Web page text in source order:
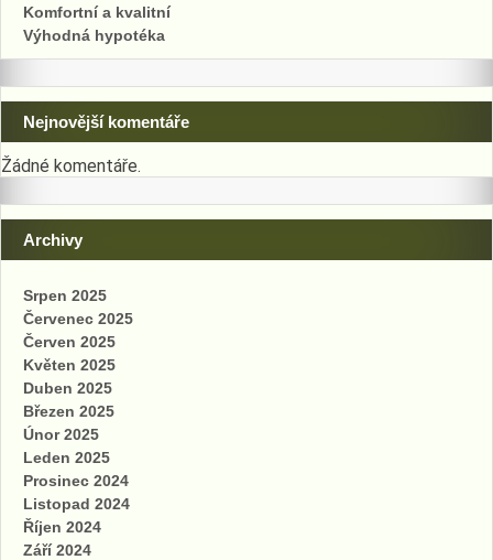
Komfortní a kvalitní
Výhodná hypotéka
Nejnovější komentáře
Žádné komentáře.
Archivy
Srpen 2025
Červenec 2025
Červen 2025
Květen 2025
Duben 2025
Březen 2025
Únor 2025
Leden 2025
Prosinec 2024
Listopad 2024
Říjen 2024
Září 2024